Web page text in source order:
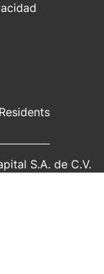
S.A. de C.V.